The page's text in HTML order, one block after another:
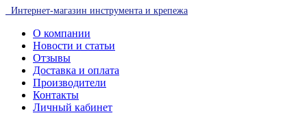
Интернет-магазин инструмента и крепежа
О компании
Новости и статьи
Отзывы
Доставка и оплата
Производители
Контакты
Личный кабинет